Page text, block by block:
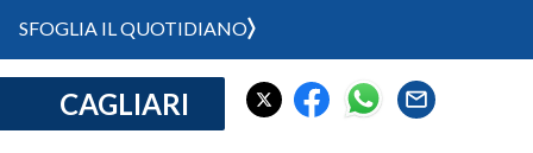
CRONACA SARDEGNA
SFOGLIA IL QUOTIDIANO
CAGLIARI